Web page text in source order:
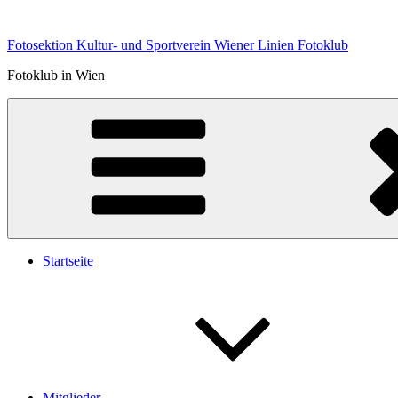
springen
Fotosektion Kultur- und Sportverein Wiener Linien Fotoklub
Fotoklub in Wien
Startseite